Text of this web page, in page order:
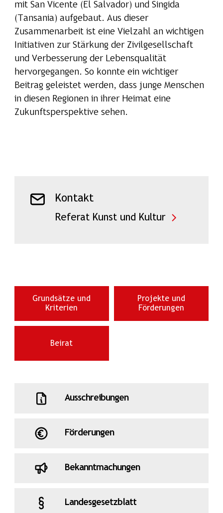
mit San Vicente (El Salvador) und Singida
(Tansania) aufgebaut. Aus dieser
Zusammenarbeit ist eine Vielzahl an wichtigen
Initiativen zur Stärkung der Zivilgesellschaft
und Verbesserung der Lebensqualität
hervorgegangen. So konnte ein wichtiger
Beitrag geleistet werden, dass junge Menschen
in diesen Regionen in ihrer Heimat eine
Zukunftsperspektive sehen.
Kontakt
Referat Kunst und Kultur
Grundsätze und
Kriterien
Projekte und
Förderungen
Beirat
Ausschreibungen
Förderungen
Bekanntmachungen
Landesgesetzblatt